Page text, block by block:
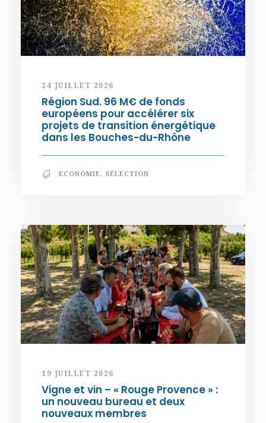
24 JUILLET 2026
Région Sud. 96 M€ de fonds
européens pour accélérer six
projets de transition énergétique
dans les Bouches-du-Rhône
ECONOMIE, SÉLECTION
19 JUILLET 2026
Vigne et vin – « Rouge Provence » :
un nouveau bureau et deux
nouveaux membres